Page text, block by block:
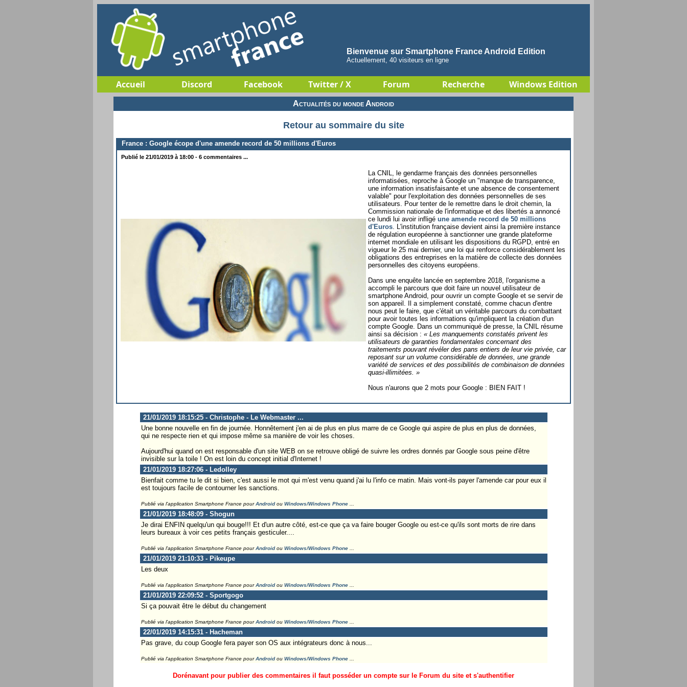
Bienvenue sur Smartphone France Android Edition
Actuellement, 40 visiteurs en ligne
Accueil Discord Facebook Twitter / X Forum Recherche Windows Edition
Actualités du monde Android
Retour au sommaire du site
France : Google écope d'une amende record de 50 millions d'Euros
Publié le 21/01/2019 à 18:00 - 6 commentaires ...
La CNIL, le gendarme français des données personnelles
informatisées, reproche à Google un "manque de transparence,
une information insatisfaisante et une absence de consentement
valable" pour l'exploitation des données personnelles de ses
utilisateurs. Pour tenter de le remettre dans le droit chemin, la
Commission nationale de l'informatique et des libertés a annoncé
ce lundi lui avoir infligé une amende record de 50 millions
d'Euros . L'institution française devient ainsi la première instance
de régulation européenne à sanctionner une grande plateforme
internet mondiale en utilisant les dispositions du RGPD, entré en
vigueur le 25 mai dernier, une loi qui renforce considérablement les
obligations des entreprises en la matière de collecte des données
personnelles des citoyens européens.
Dans une enquête lancée en septembre 2018, l'organisme a
accompli le parcours que doit faire un nouvel utilisateur de
smartphone Android, pour ouvrir un compte Google et se servir de
son appareil. Il a simplement constaté, comme chacun d'entre
nous peut le faire, que c'était un véritable parcours du combattant
pour avoir toutes les informations qu'impliquent la création d'un
compte Google. Dans un communiqué de presse, la CNIL résume
ainsi sa décision : « Les manquements constatés privent les
utilisateurs de garanties fondamentales concernant des
traitements pouvant révéler des pans entiers de leur vie privée, car
reposant sur un volume considérable de données, une grande
variété de services et des possibilités de combinaison de données
quasi-illimitées. »
Nous n'aurons que 2 mots pour Google : BIEN FAIT !
21/01/2019 18:15:25 - Christophe - Le Webmaster ...
Une bonne nouvelle en fin de journée. Honnêtement j'en ai de plus en plus marre de ce Google qui aspire de plus en plus de données,
qui ne respecte rien et qui impose même sa manière de voir les choses.
Aujourd'hui quand on est responsable d'un site WEB on se retrouve obligé de suivre les ordres donnés par Google sous peine d'être
invisible sur la toile ! On est loin du concept initial d'Internet !
21/01/2019 18:27:06 - Ledolley
Bienfait comme tu le dit si bien, c'est aussi le mot qui m'est venu quand j'ai lu l'info ce matin. Mais vont-ils payer l'amende car pour eux il
est toujours facile de contourner les sanctions.
Publié via l'application Smartphone France pourAndroidou Windows/Windows Phone...
21/01/2019 18:48:09 - Shogun
Je dirai ENFIN quelqu'un qui bouge!!! Et d'un autre côté, est-ce que ça va faire bouger Google ou est-ce qu'ils sont morts de rire dans
leurs bureaux à voir ces petits français gesticuler....
Publié via l'application Smartphone France pourAndroidou Windows/Windows Phone...
21/01/2019 21:10:33 - Pikeupe
Les deux
Publié via l'application Smartphone France pourAndroidou Windows/Windows Phone...
21/01/2019 22:09:52 - Sportgogo
Si ça pouvait être le début du changement
Publié via l'application Smartphone France pourAndroidou Windows/Windows Phone...
22/01/2019 14:15:31 - Hacheman
Pas grave, du coup Google fera payer son OS aux intégrateurs donc à nous...
Publié via l'application Smartphone France pourAndroidou Windows/Windows Phone...
Dorénavant pour publier des commentaires il faut posséder un compte sur le Forum du site et s'authentifier